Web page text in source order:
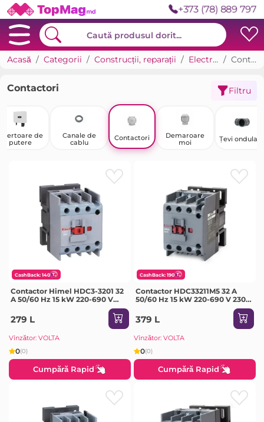
+373 (78) 889 797
Acasă Categorii Construcții, reparații Electricitate Contactori
Contactori Filtru
de
putere
Canale de
cablu
Contactori
Demaroare
moi
Țevi ondulate
CashBack: 140
Contactor Himel HDC3-3201 32
A 50/60 Hz 15 kW 220-690 V
279 L
Vînzător: VOLTA
0(0)
Cumpără Rapid
CashBack: 190
Contactor HDC33211M5 32 A
50/60 Hz 15 kW 220-690 V 230
379 L
Vînzător: VOLTA
0(0)
Cumpără Rapid